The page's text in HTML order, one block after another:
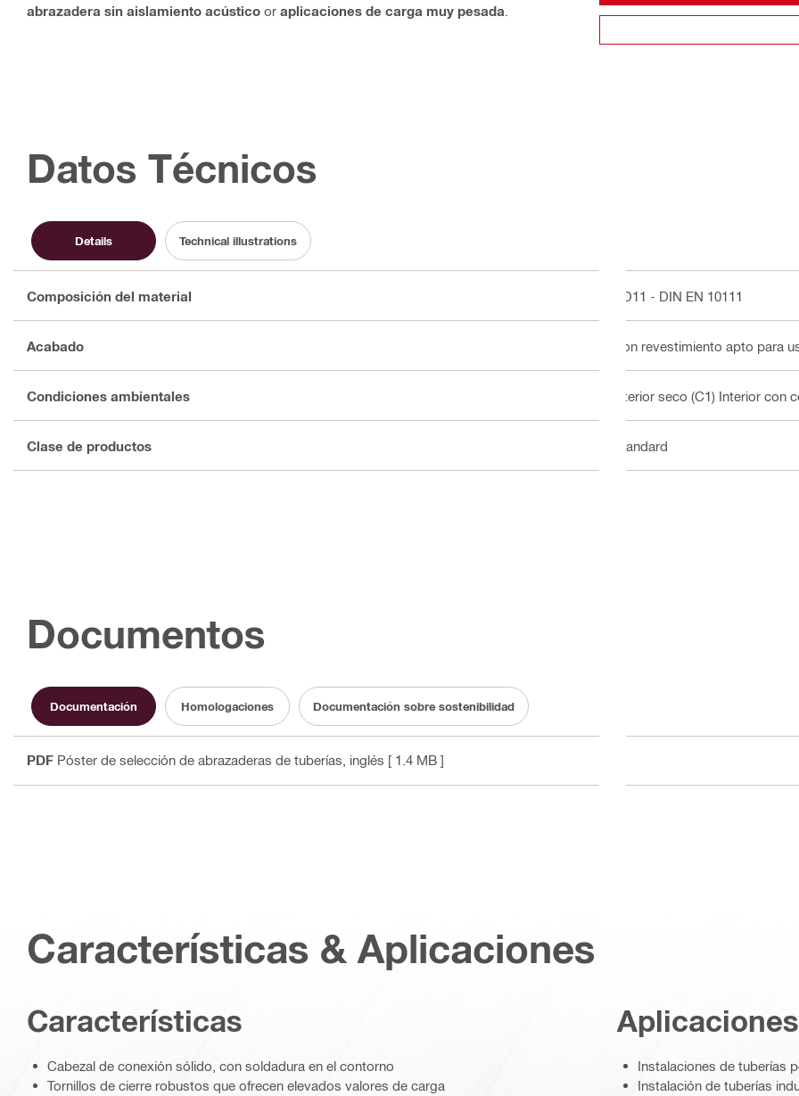
abrazadera sin aislamiento acústico or aplicaciones de carga muy pesada
Datos Técnicos
Details Technical illustrations
Composición del material DD11 - DIN EN 10111
Acabado Con revestimiento apto para
Condiciones ambientales Interior seco (C1) Interior con
Clase de productos Standard
Documentos
Documentación Homologaciones Documentación sobre sostenibilidad
PDF Póster de selección de abrazaderas de tuberías , inglés [ 1.4 MB ]
Características & Aplicaciones
Características
Cabezal de conexión sólido, con soldadura en el contorno
Tornillos de cierre robustos que ofrecen elevados valores de carga
Aplicaciones
Instalaciones de tuberías
Instalación de tuberías